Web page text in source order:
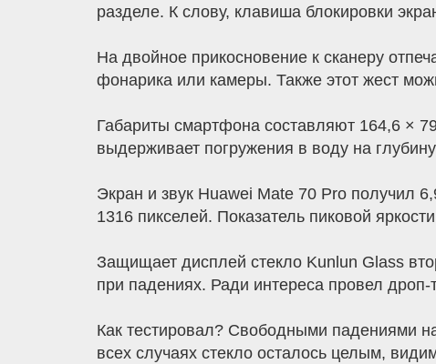
разделе. К слову, клавиша блокировки
На двойное прикосновение к сканеру
фонарика или камеры. Также этот жест
Габариты смартфона составляют 164,6 ×
выдерживает погружения в воду на
Экран и звук Huawei Mate 70 Pro получил
1316 пикселей. Показатель пиковой
Защищает дисплей стекло Kunlun Glass
при падениях. Ради интереса провел дроп-
Как тестировал? Свободными падениями
всех случаях стекло осталось целым,